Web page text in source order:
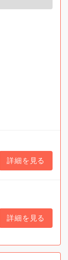
詳細を見る
詳細を見る